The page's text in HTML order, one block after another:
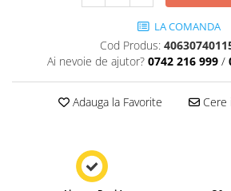
LA COMANDA
Cod Produs:
Ai nevoie de ajutor? 0742 216 999 /
Adauga la Favorite Cere